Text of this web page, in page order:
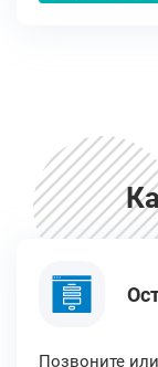
Позвоните или